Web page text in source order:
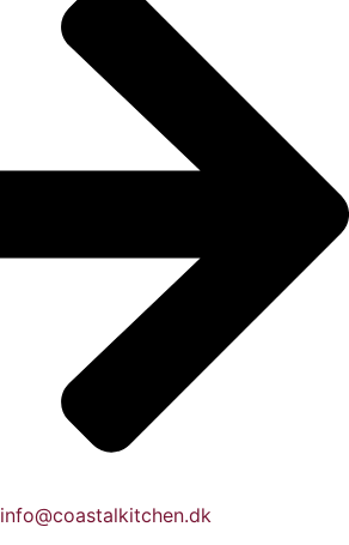
info@coastalkitchen.dk